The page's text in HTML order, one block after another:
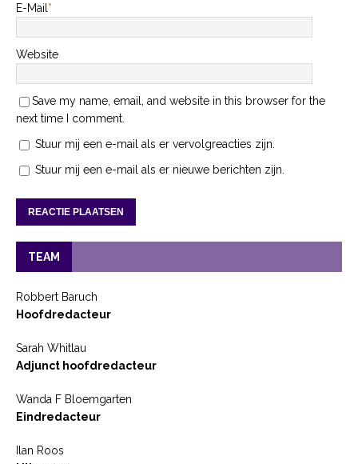
E-Mail*
Website
Save my name, email, and website in this browser for the
next time I comment.
Stuur mij een e-mail als er vervolgreacties zijn.
Stuur mij een e-mail als er nieuwe berichten zijn.
TEAM
Robbert Baruch
Hoofdredacteur
Sarah Whitlau
Adjunct hoofdredacteur
Wanda F Bloemgarten
Eindredacteur
Ilan Roos